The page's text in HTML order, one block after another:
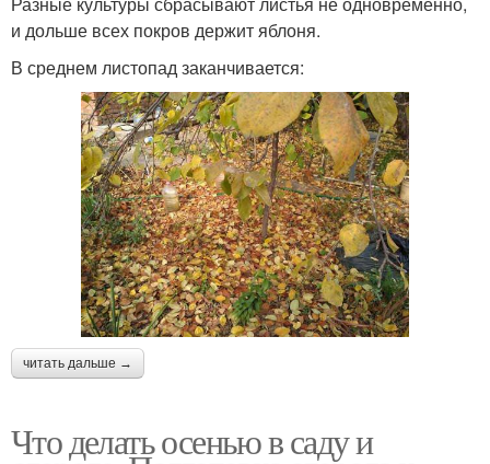
и дольше всех покров держит яблоня.
В среднем листопад заканчивается:
читать дальше →
Что делать осенью в саду и